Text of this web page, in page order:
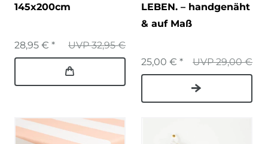
145x200cm
UVP 32,95 €
28,95 € *
LEBEN. – handgenäht
& auf Maß
UVP 29,00 €
25,00 € *